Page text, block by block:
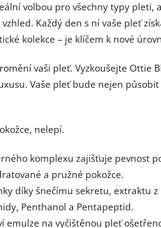
volbou pro všechny typy
Každý den s ní vaše pleť
kolekce – je klíčem k nové
vaši pleť. Vyzkoušejte Ottie
Vaše pleť bude nejen
nelepí.
komplexu zajišťuje pevnost
a pružné pokožce.
díky šnečímu sekretu, extraktu
Penthanol a Pentapeptid.
emulze na vyčištěnou pleť